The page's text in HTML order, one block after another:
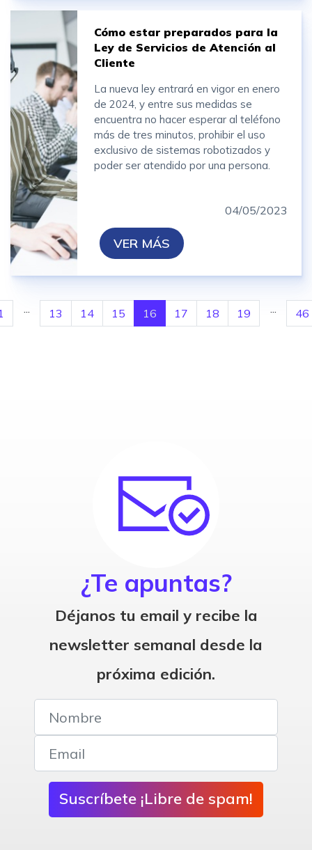
Cómo estar preparados para la
Ley de Servicios de Atención al
Cliente
La nueva ley entrará en vigor en enero
de 2024, y entre sus medidas se
encuentra no hacer esperar al teléfono
más de tres minutos, prohibir el uso
exclusivo de sistemas robotizados y
poder ser atendido por una persona.
04/05/2023
VER MÁS
... 13 14 15 16 17 18 19 ... 46
¿Te apuntas?
Déjanos tu email y recibe la
newsletter semanal desde la
próxima edición.
Suscríbete ¡Libre de spam!